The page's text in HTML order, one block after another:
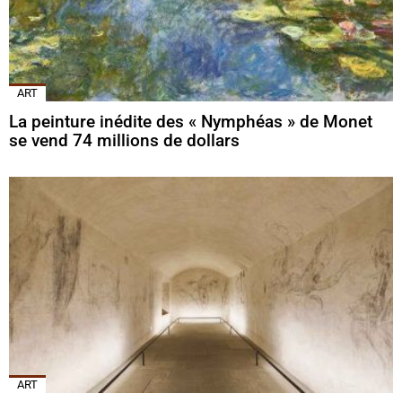
ART
La peinture inédite des « Nymphéas » de Monet
se vend 74 millions de dollars
ART